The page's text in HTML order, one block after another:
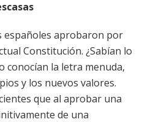
españoles aprobaron por
Constitución. ¿Sabían lo
conocían la letra menuda,
y los nuevos valores.
que al aprobar una
de una